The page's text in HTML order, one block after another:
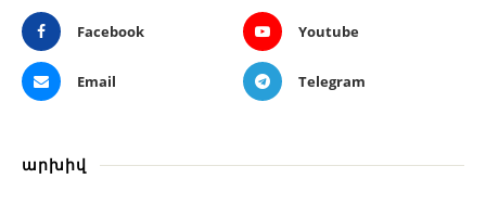
Facebook Youtube
Email Telegram
արխիվ